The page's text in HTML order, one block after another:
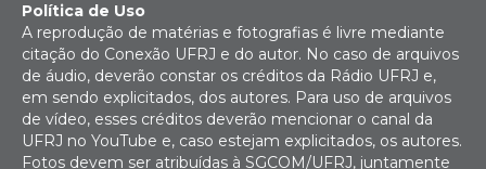
Política de Uso
A reprodução de matérias e fotografias é livre mediante
citação do Conexão UFRJ e do autor. No caso de arquivos
de áudio, deverão constar os créditos da Rádio UFRJ e,
em sendo explicitados, dos autores. Para uso de arquivos
de vídeo, esses créditos deverão mencionar o canal da
UFRJ no YouTube e, caso estejam explicitados, os autores.
Fotos devem ser atribuídas à SGCOM/UFRJ, juntamente